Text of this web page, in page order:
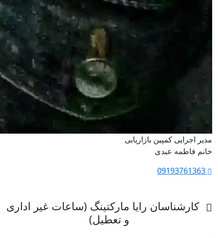
مدیر اجرایی کمپین بازاریابی
خانم فاطمه عبدی
کارشناسان رایا مارکتینگ (ساعات غیر اداری
و تعطیل)